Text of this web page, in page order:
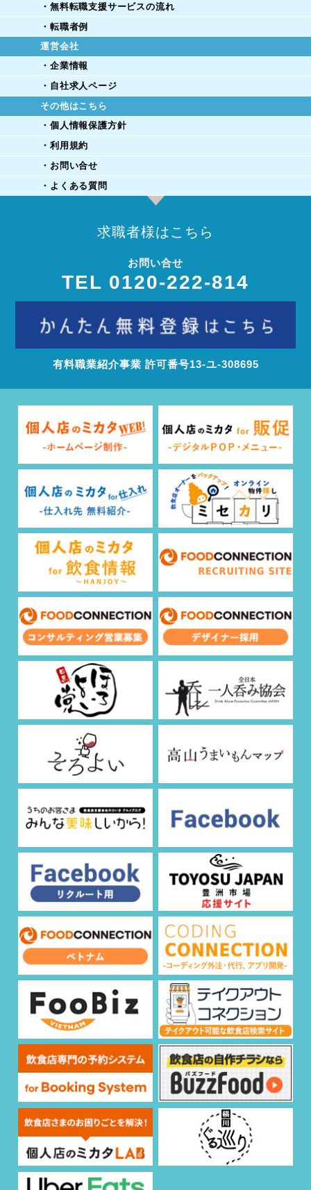
・無料転職支援サービスの流れ
・転職者例
運営会社
・企業情報
・自社求人ページ
その他はこちら
・個人情報保護方針
・利用規約
・お問い合せ
・よくある質問
求職者様はこちら
お問い合せ
TEL 0120-222-814
有料職業紹介事業 許可番号13‐ユ‐308695